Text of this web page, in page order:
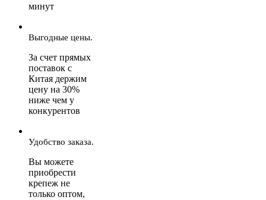
минут
Выгодные цены.
За счет прямых
поставок с
Китая держим
цену на 30%
ниже чем у
конкурентов
Удобство заказа.
Вы можете
приобрести
крепеж не
только оптом,